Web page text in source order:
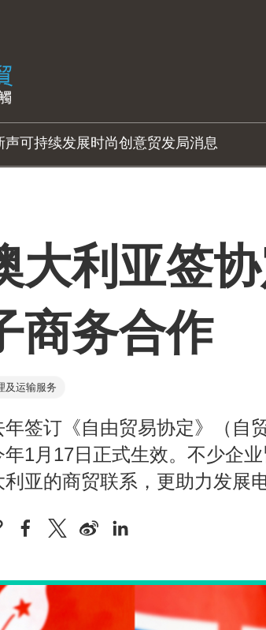
声可持续发展时尚创意贸发局消息
大利亚签
商务合作
及运输服务
签订《自由贸易协定》（自
1月17日正式生效。不少企
亚的商贸联系，更助力发展